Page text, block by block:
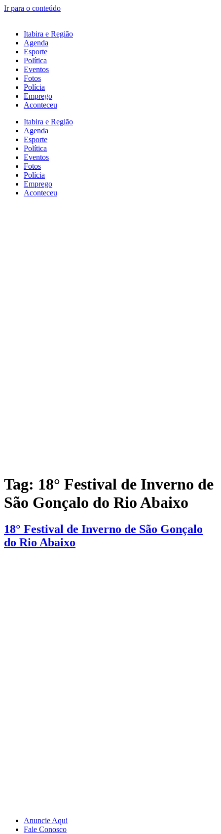
Ir para o conteúdo
Itabira e Região
Agenda
Esporte
Política
Eventos
Fotos
Polícia
Emprego
Aconteceu
Itabira e Região
Agenda
Esporte
Política
Eventos
Fotos
Polícia
Emprego
Aconteceu
Tag: 18° Festival de Inverno de
São Gonçalo do Rio Abaixo
18° Festival de Inverno de São Gonçalo
do Rio Abaixo
Anuncie Aqui
Fale Conosco